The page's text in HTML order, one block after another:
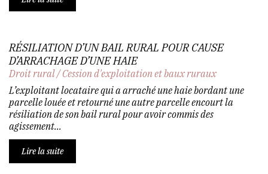
RÉSILIATION D’UN BAIL RURAL POUR CAUSE
D’ARRACHAGE D’UNE HAIE
Droit rural/Cession d'exploitation et baux ruraux
L’exploitant locataire qui a arraché une haie bordant une
parcelle louée et retourné une autre parcelle encourt la
résiliation de son bail rural pour avoir commis des
agissement...
Lire la suite